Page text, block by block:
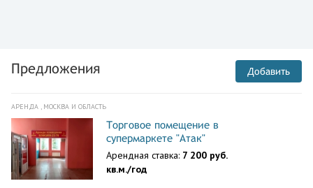
Предложения Добавить
АРЕНДА , МОСКВА И ОБЛАСТЬ
Торговое помещение в
супермаркете "Атак"
Арендная ставка: 7 200 руб.
кв.м./год